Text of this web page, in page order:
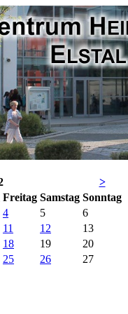
>
Freitag Samstag Sonntag
4 5
6
11 12
13
18 19
20
25 26
27